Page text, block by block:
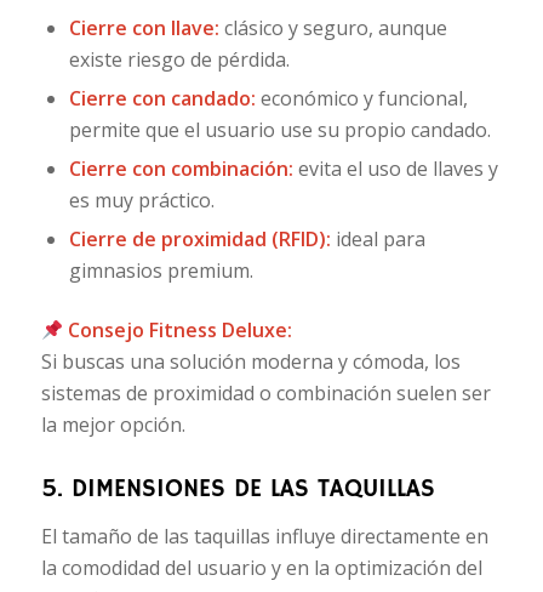
Cierre con llave: clásico y seguro, aunque
existe riesgo de pérdida.
Cierre con candado: económico y funcional,
permite que el usuario use su propio candado.
Cierre con combinación: evita el uso de llaves y
es muy práctico.
Cierre de proximidad (RFID): ideal para
gimnasios premium.
Consejo Fitness Deluxe:
Si buscas una solución moderna y cómoda, los
sistemas de proximidad o combinación suelen ser
la mejor opción.
5. DIMENSIONES DE LAS TAQUILLAS
El tamaño de las taquillas influye directamente en
la comodidad del usuario y en la optimización del